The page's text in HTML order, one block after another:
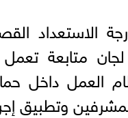
الاستعداد
متابعة
العمل داخل
وتطبيق